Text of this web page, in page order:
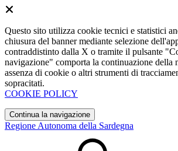
Questo sito utilizza cookie tecnici e statistici
chiusura del banner mediante selezione
contraddistinto dalla X o tramite il pulsante
navigazione" comporta la continuazione della
assenza di cookie o altri strumenti di
sopracitati.
COOKIE POLICY
Continua la navigazione
Regione Autonoma della Sardegna